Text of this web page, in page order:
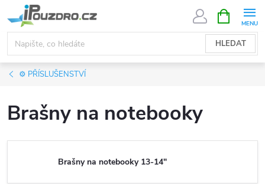
na
obsah
HLEDAT
NÁKUPNÍ
KOŠÍK
⚙️ PŘÍSLUŠENSTVÍ
Brašny na notebooky
Brašny na notebooky 13-14"